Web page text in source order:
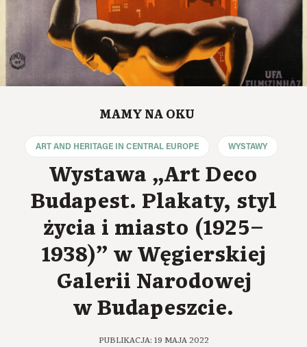
MAMY NA OKU
ART AND HERITAGE IN CENTRAL EUROPE WYSTAWY
Wystawa „Art Deco
Budapest. Plakaty, styl
życia i miasto (1925–
1938)” w Węgierskiej
Galerii Narodowej
w Budapeszcie.
PUBLIKACJA: 19 MAJA 2022